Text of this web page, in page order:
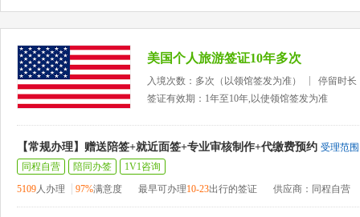
美国个人旅游签证10年多次
入境次数：多次（以领馆签发为准）
停留时长
签证有效期：1年至10年,以使领馆签发为准
【常规办理】赠送陪签+就近面签+专业审核制作+代缴费预约 受理范围
同程自营
陪同办签
1V1咨询
5109人办理 97%满意度 最早可办理10-23出行的签证 供应商：同程自营